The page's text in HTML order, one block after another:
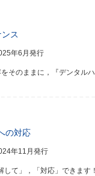
ス
年6月発行
そのままに，『デンタル
の対応
年11月発行
て」，「対応」できます！